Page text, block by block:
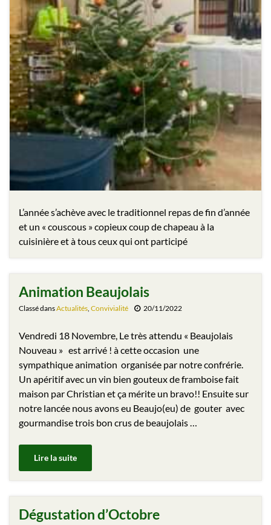
L’année s’achève avec le traditionnel repas de fin d’année
et un « couscous » copieux coup de chapeau à la
cuisinière et à tous ceux qui ont participé
Animation Beaujolais
Classé dansActualités Convivialité 20/11/2022
Vendredi 18 Novembre, Le très attendu « Beaujolais
Nouveau » est arrivé ! à cette occasion une
sympathique animation organisée par notre confrérie.
Un apéritif avec un vin bien gouteux de framboise fait
maison par Christian et ça mérite un bravo!! Ensuite sur
notre lancée nous avons eu Beaujo(eu) de gouter avec
gourmandise trois bon crus de beaujolais …
Lire la suite
Dégustation d’Octobre